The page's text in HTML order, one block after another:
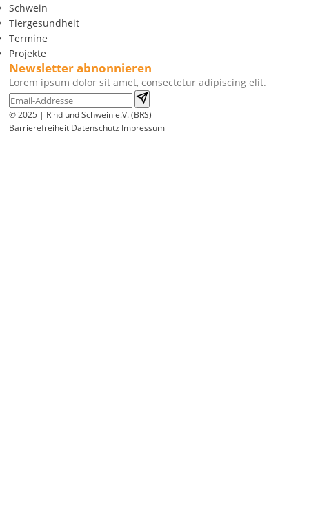
Schwein
Tiergesundheit
Termine
Projekte
Newsletter abnonnieren
Lorem ipsum dolor sit amet, consectetur adipiscing elit.
© 2025 | Rind und Schwein e.V. (BRS)
Barrierefreiheit Datenschutz Impressum